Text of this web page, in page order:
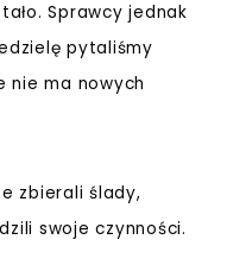
Sprawcy jednak
pytaliśmy
nie ma nowych
zbierali ślady,
swoje czynności.